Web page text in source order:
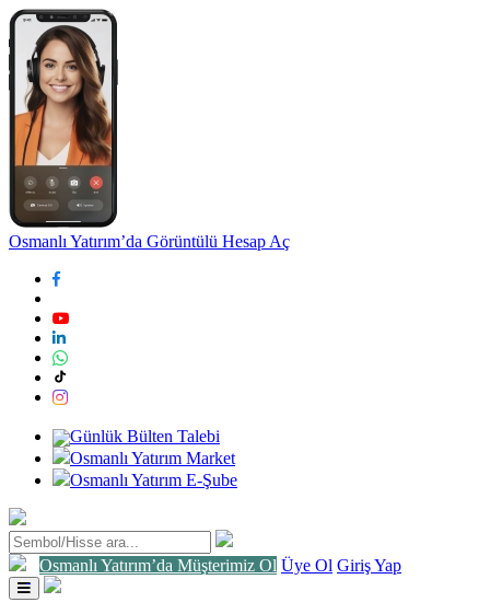
Osmanlı Yatırım’da Görüntülü Hesap Aç
Günlük Bülten Talebi
Osmanlı Yatırım Market
Osmanlı Yatırım E-Şube
Osmanlı Yatırım’da Müşterimiz Ol Üye Ol Giriş Yap
Toggle
navigation